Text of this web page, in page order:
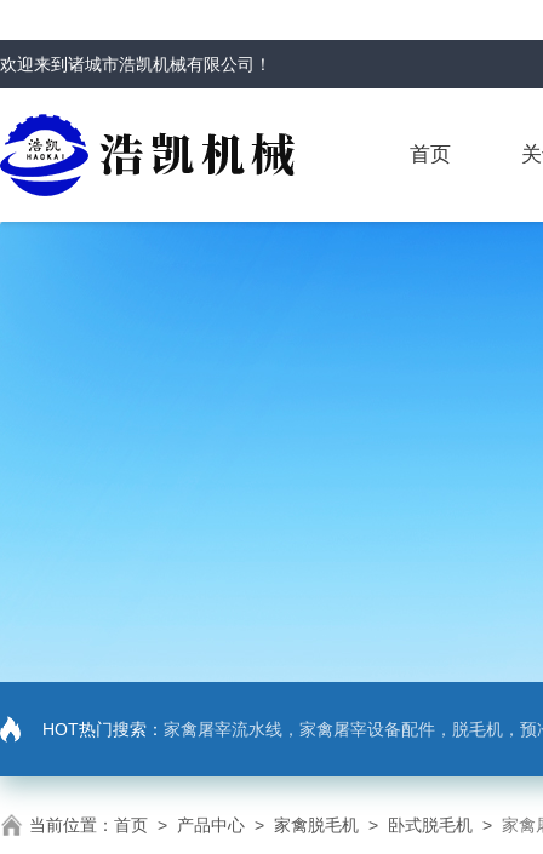
欢迎来到诸城市浩凯机械有限公司 ！
首页
HOT热门搜索： 家禽屠宰流水线，家禽屠宰设备配件，脱毛机，
当前位置： 首页 > 产品中心 > 家禽脱毛机 > 卧式脱毛机 > 家禽